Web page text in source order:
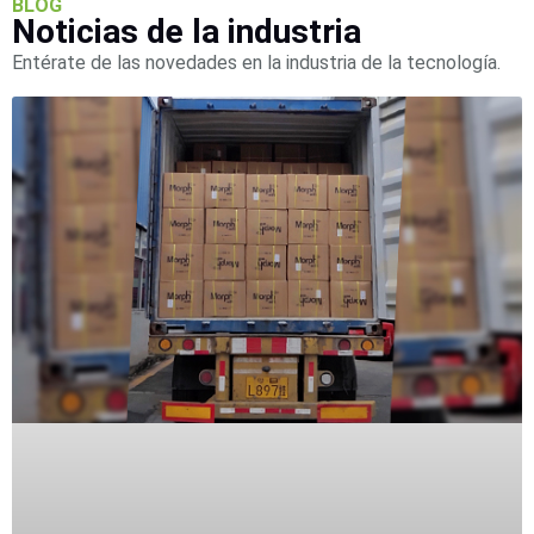
BLOG
Noticias de la industria
Entérate de las novedades en la industria de la tecnología.